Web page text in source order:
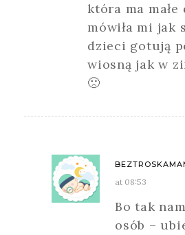
która ma
mówiła mi jak
dzieci gotują
wiosną jak w
🙁
at 08:53
Bo tak
osób –